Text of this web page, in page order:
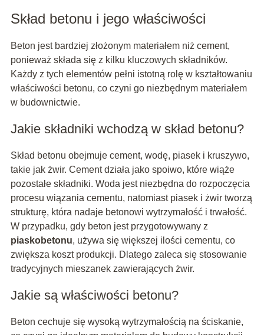
Skład betonu i jego właściwości
Beton jest bardziej złożonym materiałem niż cement,
ponieważ składa się z kilku kluczowych składników.
Każdy z tych elementów pełni istotną rolę w kształtowaniu
właściwości betonu, co czyni go niezbędnym materiałem
w budownictwie.
Jakie składniki wchodzą w skład betonu?
Skład betonu obejmuje cement, wodę, piasek i kruszywo,
takie jak żwir. Cement działa jako spoiwo, które wiąże
pozostałe składniki. Woda jest niezbędna do rozpoczęcia
procesu wiązania cementu, natomiast piasek i żwir tworzą
strukturę, która nadaje betonowi wytrzymałość i trwałość.
W przypadku, gdy beton jest przygotowywany z
piaskobetonu, używa się większej ilości cementu, co
zwiększa koszt produkcji. Dlatego zaleca się stosowanie
tradycyjnych mieszanek zawierających żwir.
Jakie są właściwości betonu?
Beton cechuje się wysoką wytrzymałością na ściskanie,